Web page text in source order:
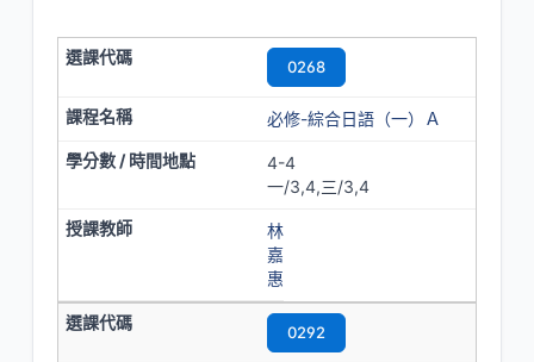
0268
必修-綜合日語（一）Ａ
4-4
一/3,4,三/3,4
林
嘉
惠
0292